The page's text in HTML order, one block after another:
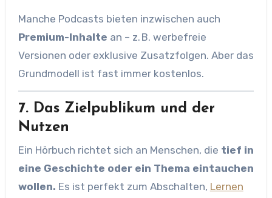
Manche Podcasts bieten inzwischen auch
Premium-Inhalte an – z. B. werbefreie
Versionen oder exklusive Zusatzfolgen. Aber das
Grundmodell ist fast immer kostenlos.
7. Das Zielpublikum und der
Nutzen
Ein Hörbuch richtet sich an Menschen, die tief in
eine Geschichte oder ein Thema eintauchen
wollen. Es ist perfekt zum Abschalten, Lernen